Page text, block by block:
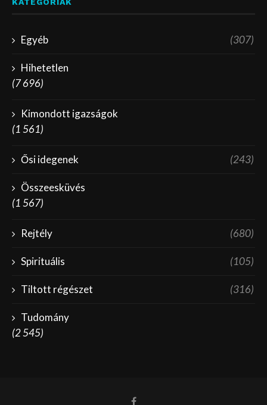
Egyéb (307)
Hihetetlen
(7 696)
Kimondott igazságok
(1 561)
Ősi idegenek (243)
Összeesküvés
(1 567)
Rejtély (680)
Spirituális (105)
Tiltott régészet (316)
Tudomány
(2 545)